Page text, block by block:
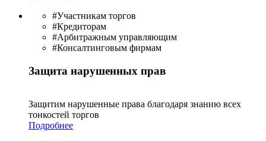
#Участникам торгов
#Кредиторам
#Арбитражным управляющим
#Консалтинговым фирмам
Защита нарушенных прав
Защитим нарушенные права благодаря знанию всех
тонкостей торгов
Подробнее